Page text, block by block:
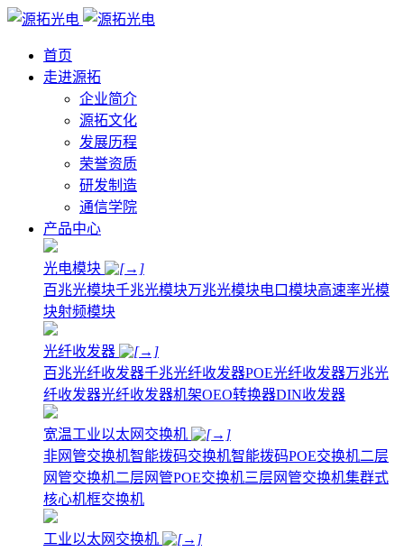
首页
走进源拓
企业简介
源拓文化
发展历程
荣誉资质
研发制造
通信学院
产品中心
光电模块
百兆光模块千兆光模块万兆光模块电口模块高速率光模
块射频模块
光纤收发器
百兆光纤收发器千兆光纤收发器POE光纤收发器万兆光
纤收发器光纤收发器机架OEO转换器DIN收发器
宽温工业以太网交换机
非网管交换机智能拨码交换机智能拨码POE交换机二层
网管交换机二层网管POE交换机三层网管交换机集群式
核心机框交换机
工业以太网交换机